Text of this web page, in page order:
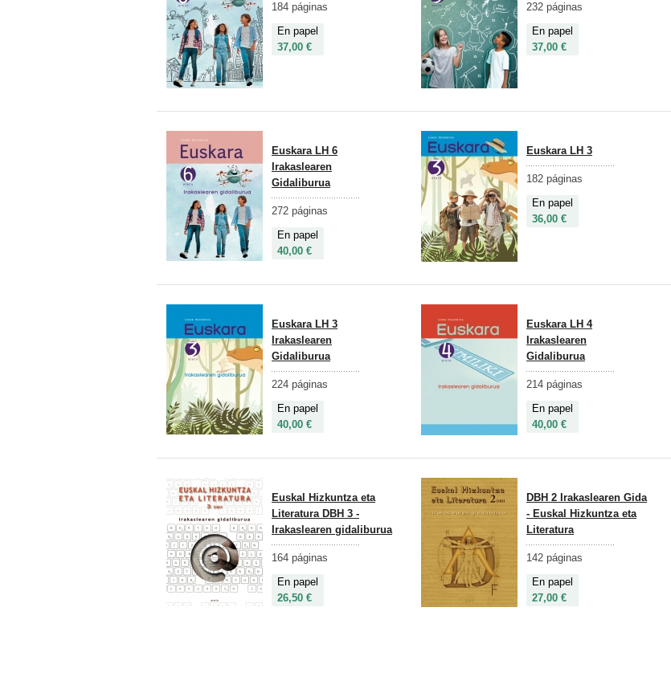
184 páginas
En papel
37,00 €
232 páginas
En papel
37,00 €
Euskara LH 6
Irakaslearen
Gidaliburua
272 páginas
En papel
40,00 €
Euskara LH 3
182 páginas
En papel
36,00 €
Euskara LH 3
Irakaslearen
Gidaliburua
224 páginas
En papel
40,00 €
Euskara LH 4
Irakaslearen
Gidaliburua
214 páginas
En papel
40,00 €
Euskal Hizkuntza eta
Literatura DBH 3 -
Irakaslearen gidaliburua
164 páginas
En papel
26,50 €
DBH 2 Irakaslearen Gida
- Euskal Hizkuntza eta
Literatura
142 páginas
En papel
27,00 €